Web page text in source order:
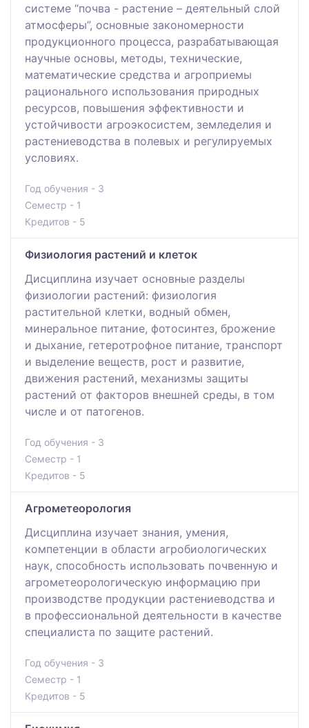
системе “почва - растение – деятельный слой
атмосферы”, основные закономерности
продукционного процесса, разрабатывающая
научные основы, методы, технические,
математические средства и агроприемы
рационального использования природных
ресурсов, повышения эффективности и
устойчивости агроэкосистем, земледелия и
растениеводства в полевых и регулируемых
условиях.
Год обучения - 3
Семестр - 1
Кредитов - 5
Физиология растений и клеток
Дисциплина изучает основные разделы
физиологии растений: физиология
растительной клетки, водный обмен,
минеральное питание, фотосинтез, брожение
и дыхание, гетеротрофное питание, транспорт
и выделение веществ, рост и развитие,
движения растений, механизмы защиты
растений от факторов внешней среды, в том
числе и от патогенов.
Год обучения - 3
Семестр - 1
Кредитов - 5
Агрометеорология
Дисциплина изучает знания, умения,
компетенции в области агробиологических
наук, способность использовать почвенную и
агрометеорологическую информацию при
производстве продукции растениеводства и
в профессиональной деятельности в качестве
специалиста по защите растений.
Год обучения - 3
Семестр - 1
Кредитов - 5